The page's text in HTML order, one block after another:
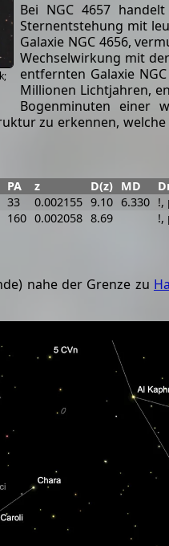
Bei NGC 4657
Sternentstehung mit
Galaxie NGC 4656,
Wechselwirkung mit
entfernten Galaxie
Millionen Lichtjahren,
Bogenminuten einer
zu erkennen,
PA z D(z) MD
33 0.002155 9.10 6.330 !,
160 0.002058 8.69 !,
nahe der Grenze zu